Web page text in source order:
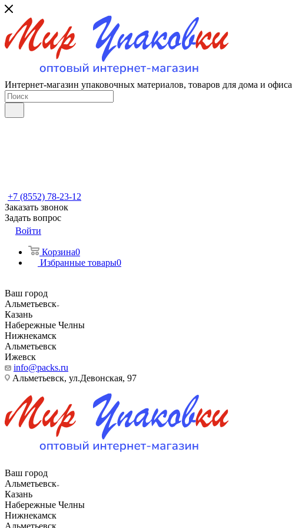
Интернет-магазин упаковочных материалов, товаров для дома и офиса
+7 (8552) 78-23-12
Заказать звонок
Задать вопрос
Войти
Корзина0
Избранные товары0
Ваш город
Альметьевск
Казань
Набережные Челны
Нижнекамск
Альметьевск
Ижевск
info@packs.ru
Альметьевск, ​ул.Девонская, 97
Ваш город
Альметьевск
Казань
Набережные Челны
Нижнекамск
Альметьевск